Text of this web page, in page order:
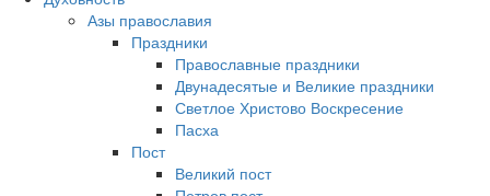
Азы православия
Праздники
Православные праздники
Двунадесятые и Великие праздники
Светлое Христово Воскресение
Пасха
Пост
Великий пост